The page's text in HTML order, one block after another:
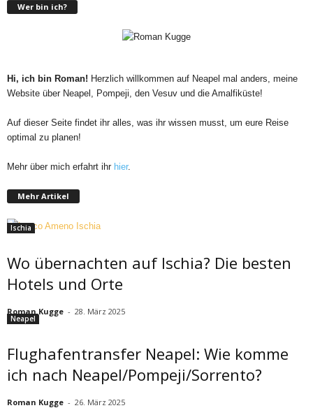
Wer bin ich?
Hi, ich bin Roman! Herzlich willkommen auf Neapel mal anders, meine
Website über Neapel, Pompeji, den Vesuv und die Amalfiküste!
Auf dieser Seite findet ihr alles, was ihr wissen musst, um eure Reise
optimal zu planen!
Mehr über mich erfahrt ihr hier.
Mehr Artikel
Ischia
Wo übernachten auf Ischia? Die besten
Hotels und Orte
Roman Kugge - 28. März 2025
Neapel
Flughafentransfer Neapel: Wie komme
ich nach Neapel/Pompeji/Sorrento?
Roman Kugge - 26. März 2025